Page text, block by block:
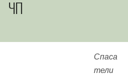
ЧП
Спаса
тели